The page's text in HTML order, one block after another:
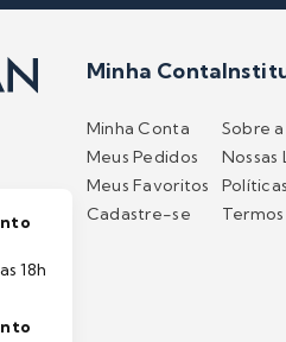
18h
Minha Conta
Minha Conta
Meus Pedidos
Meus Favoritos
Cadastre-se
Sobre
Nossas